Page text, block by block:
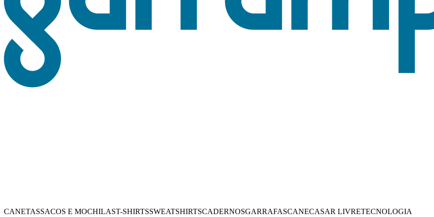
CANETASSACOS E MOCHILAST-SHIRTSSWEATSHIRTSCADERNOSGARRAFASCANECASAR LIVRETECNOLOGIA